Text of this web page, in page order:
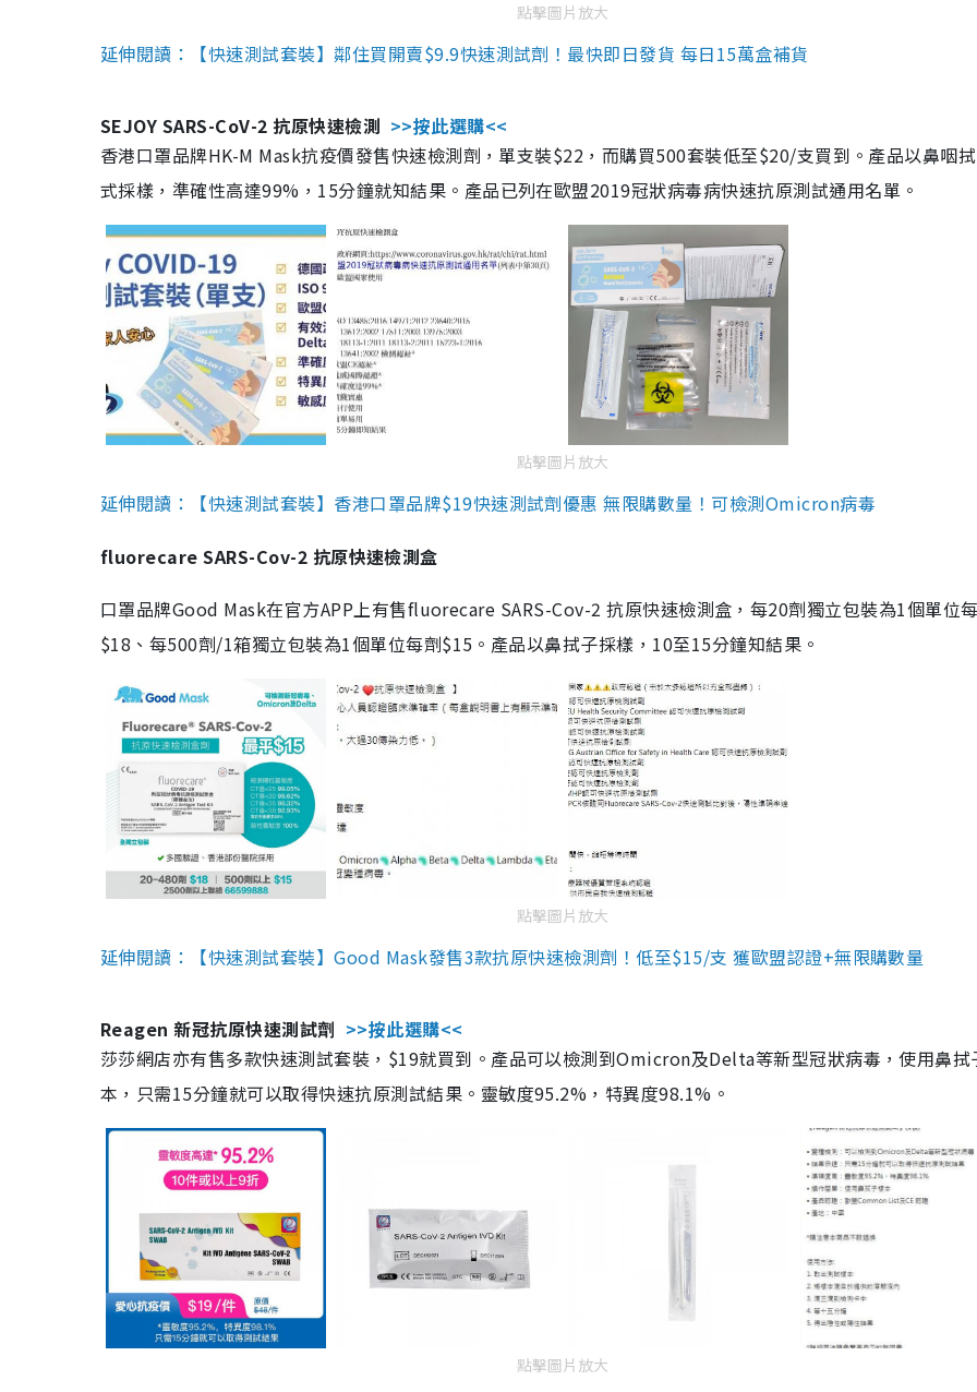
點擊圖片放大
延伸閱讀：【快速測試套裝】鄰住買開賣$9.9快速測試劑！最快即日發貨 每日15萬盒補貨
SEJOY SARS-CoV-2 抗原快速檢測 >>按此選購<<
香港口罩品牌HK-M Mask抗疫價發售快速檢測劑，單支裝$22，而購買500套裝低至$20/支買到。產品以鼻咽
式採樣，準確性高達99%，15分鐘就知結果。產品已列在歐盟2019冠狀病毒病快速抗原測試通用名單。
點擊圖片放大
延伸閱讀：【快速測試套裝】香港口罩品牌$19快速測試劑優惠 無限購數量！可檢測Omicron病毒
fluorecare SARS-Cov-2 抗原快速檢測盒
口罩品牌Good Mask在官方APP上有售fluorecare SARS-Cov-2 抗原快速檢測盒，每20劑獨立包裝為1個單位
$18、每500劑/1箱獨立包裝為1個單位每劑$15。產品以鼻拭子採樣，10至15分鐘知結果。
點擊圖片放大
延伸閱讀：【快速測試套裝】Good Mask發售3款抗原快速檢測劑！低至$15/支 獲歐盟認證+無限購數量
Reagen 新冠抗原快速測試劑 >>按此選購<<
莎莎網店亦有售多款快速測試套裝，$19就買到。產品可以檢測到Omicron及Delta等新型冠狀病毒，使用鼻拭
本，只需15分鐘就可以取得快速抗原測試結果。靈敏度95.2%，特異度98.1%。
點擊圖片放大